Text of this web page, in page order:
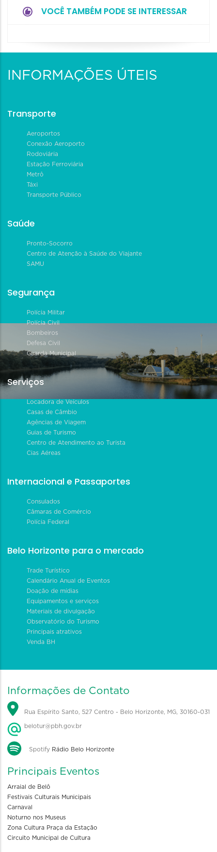
VOCÊ TAMBÉM PODE SE INTERESSAR
INFORMAÇÕES ÚTEIS
Transporte
Aeroportos
Conexão Aeroporto
Rodoviária
Estação Ferroviária
Metrô
Táxi
Transporte Público
Saúde
Pronto-Socorro
Centro de Atenção à Saúde do Viajante
SAMU
Segurança
Polícia Militar
Polícia Civil
Bombeiros
Defesa Civil
Guarda Municipal
Serviços
Locadora de Veículos
Casas de Câmbio
Agências de Viagem
Guias de Turismo
Centro de Atendimento ao Turista
Cias Aéreas
Internacional e Passaportes
Consulados
Câmaras de Comércio
Polícia Federal
Belo Horizonte para o mercado
Trade Turístico
Calendário Anual de Eventos
Doação de mídias
Equipamentos e serviços
Materiais de divulgação
Observatório do Turismo
Principais atrativos
Venda BH
Informações de Contato
Rua Espírito Santo, 527 Centro - Belo Horizonte, MG, 30160-031
belotur@pbh.gov.br
Spotify Rádio Belo Horizonte
Principais Eventos
Arraial de Belô
Festivais Culturais Municipais
Carnaval
Noturno nos Museus
Zona Cultura Praça da Estação
Circuito Municipal de Cultura